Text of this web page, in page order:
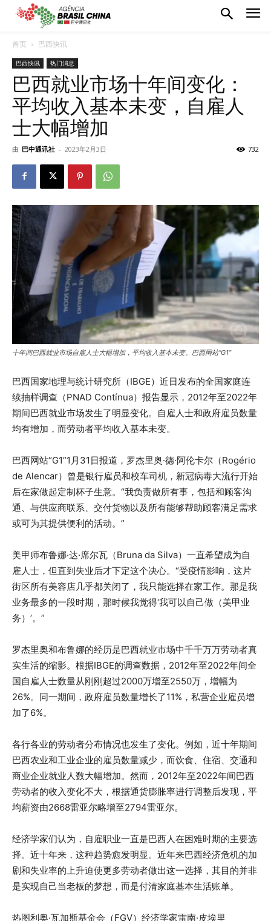
首页 巴西快讯
巴西快讯 热门消息
巴西就业市场十年间变化：
平均收入基本未变，自雇人
士大幅增加
由 巴中通讯社 - 2023年2月3日 732
十年间巴西就业市场自雇人士大幅增加，平均收入基本未变。巴西网站“G1”
巴西国家地理与统计研究所（IBGE）近日发布的全国家庭连
续抽样调查（PNAD Contínua）报告显示，2012年至2022年
期间巴西就业市场发生了明显变化。自雇人士和政府雇员数量
均有增加，而劳动者平均收入基本未变。
巴西网站“G1”1月31日报道，罗杰里奥·德·阿伦卡尔（Rogério
de Alencar）曾是银行雇员和校车司机，新冠病毒大流行开始
后在家做起定制杯子生意。“我负责做所有事，包括和顾客沟
通、与供应商联系、交付货物以及所有能够帮助顾客满足需求
或可为其提供便利的活动。”
美甲师布鲁娜·达·席尔瓦（Bruna da Silva）一直希望成为自
雇人士，但直到失业后才下定这个决心。“受疫情影响，这片
街区所有美容店几乎都关闭了，我只能选择在家工作。那是我
业务最多的一段时期，那时候我觉得‘我可以自己做（美甲业
务）’。”
罗杰里奥和布鲁娜的经历是巴西就业市场中千千万万劳动者真
实生活的缩影。根据IBGE的调查数据，2012年至2022年间全
国自雇人士数量从刚刚超过2000万增至2550万，增幅为
26%。同一期间，政府雇员数量增长了11%，私营企业雇员增
加了6%。
各行各业的劳动者分布情况也发生了变化。例如，近十年期间
巴西农业和工业企业的雇员数量减少，而饮食、住宿、交通和
商业企业就业人数大幅增加。然而，2012年至2022年间巴西
劳动者的收入变化不大，根据通货膨胀率进行调整后发现，平
均薪资由2668雷亚尔略增至2794雷亚尔。
经济学家们认为，自雇职业一直是巴西人在困难时期的主要选
择。近十年来，这种趋势愈发明显。近年来巴西经济危机的加
剧和失业率的上升迫使更多劳动者做出这一选择，其目的并非
是实现自己当老板的梦想，而是付清家庭基本生活账单。
热图利奥·瓦加斯基金会（FGV）经济学家雷南·皮埃里